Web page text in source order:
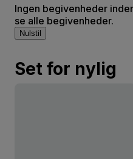
Ingen begivenheder
se alle begivenheder.
Nulstil
Set for nylig